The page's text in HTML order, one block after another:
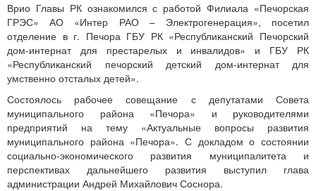
Врио Главы РК ознакомился с работой Филиала «Печорская
ГРЭС» АО «Интер РАО – Электрогенерация», посетил
отделение в г. Печора ГБУ РК «Республиканский Печорский
дом-интернат для престарелых и инвалидов» и ГБУ РК
«Республиканский печорский детский дом-интернат для
умственно отсталых детей».
Состоялось рабочее совещание с депутатами Совета
муниципального района «Печора» и руководителями
предприятий на тему «Актуальные вопросы развития
муниципального района «Печора». С докладом о состоянии
социально-экономического развития муниципалитета и
перспективах дальнейшего развития выступил глава
администрации Андрей Михайлович Соснора.